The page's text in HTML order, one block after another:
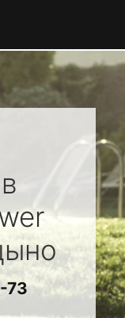
73